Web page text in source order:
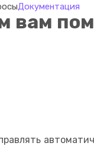
Документация
вам